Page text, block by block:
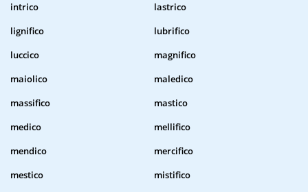
intrico
lastrico
lignifico
lubrifico
luccico
magnifico
maiolico
maledico
massifico
mastico
medico
mellifico
mendico
mercifico
mestico
mistifico